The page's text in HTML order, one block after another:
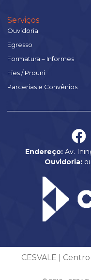
Serviços
Ouvidoria
Egresso
Formatura – Informes
Fies / Prouni
Parcerias e Convênios
Endereço:Av.
Ouvidoria:
CESVALE |